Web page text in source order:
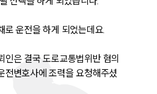
로 운전을 하게 되었는데요.
인은 결국 도로교통법위반 혐의
전변호사에 조력을 요청해주셨